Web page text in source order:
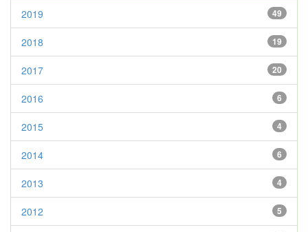
49
2019
19
2018
20
2017
6
2016
4
2015
6
2014
4
2013
5
2012